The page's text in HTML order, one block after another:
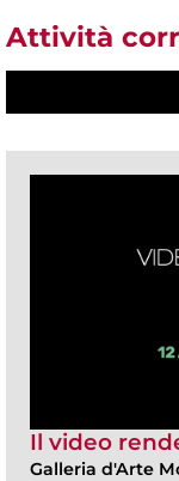
Attività
Il video
Galleria d'Arte